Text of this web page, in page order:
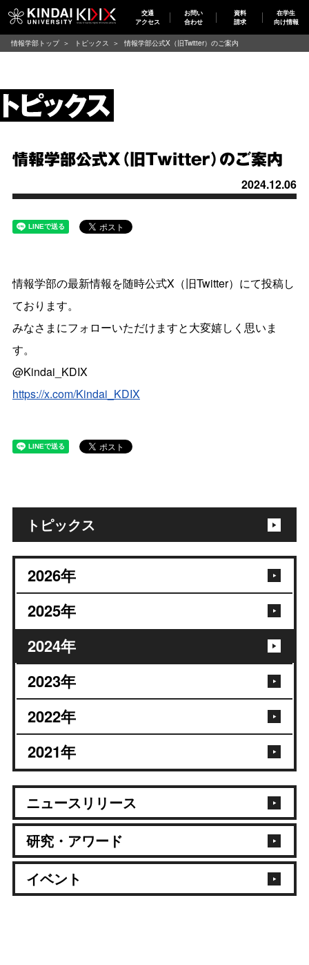
交通
アクセス
お問い
合わせ
資料
請求
在学生
向け情報
トピックス
2026年
2025年
2024年
2023年
2022年
2021年
ニュースリリース
研究・アワード
イベント
情報学部公式X（旧Twitter）のご案内
2024.12.06
情報学部の最新情報を随時公式X（旧Twitter）にて投稿し
ております。
みなさまにフォローいただけますと大変嬉しく思いま
す。
@Kindai_KDIX
https://x.com/Kindai_KDIX
情報学部トップ トピックス 情報学部公式X（旧Twitter）のご案内